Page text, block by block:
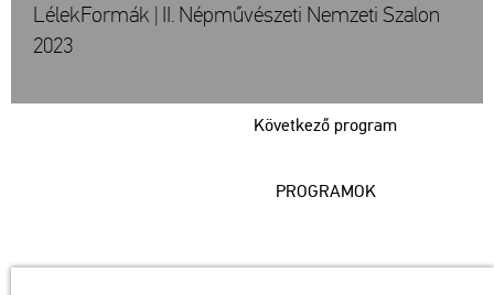
Következő program
LélekFormák | II. Népművészeti Nemzeti Szalon
2023
PROGRAMOK